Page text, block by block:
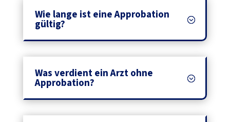
Wie lange ist eine Approbation
gültig? ‎ ‎ ‎ ‎ ‎ ‎ ‎ ‎ ‎ ‎ ‎ ‎ ‎ ‎ ‎ ‎ ‎ ‎ ‎
Was verdient ein Arzt ohne
Approbation? ‎ ‎ ‎ ‎ ‎ ‎ ‎ ‎ ‎ ‎ ‎ ‎ ‎ ‎ ‎